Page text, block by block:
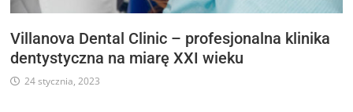
Villanova Dental Clinic – profesjonalna klinika
dentystyczna na miarę XXI wieku
24 stycznia, 2023